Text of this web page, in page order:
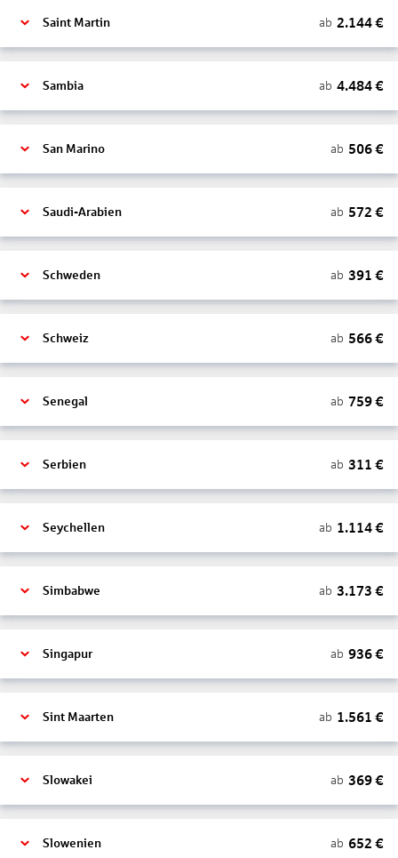
Saint Martin ab 2.144€
Sambia ab 4.484€
San Marino ab 506€
Saudi-Arabien ab 572 €
Schweden ab 391 €
Schweiz ab 566€
Senegal ab 759€
Serbien ab 311 €
Seychellen ab 1.114€
Simbabwe ab 3.173 €
Singapur ab 936€
Sint Maarten ab 1.561 €
Slowakei ab 369€
Slowenien ab 652 €